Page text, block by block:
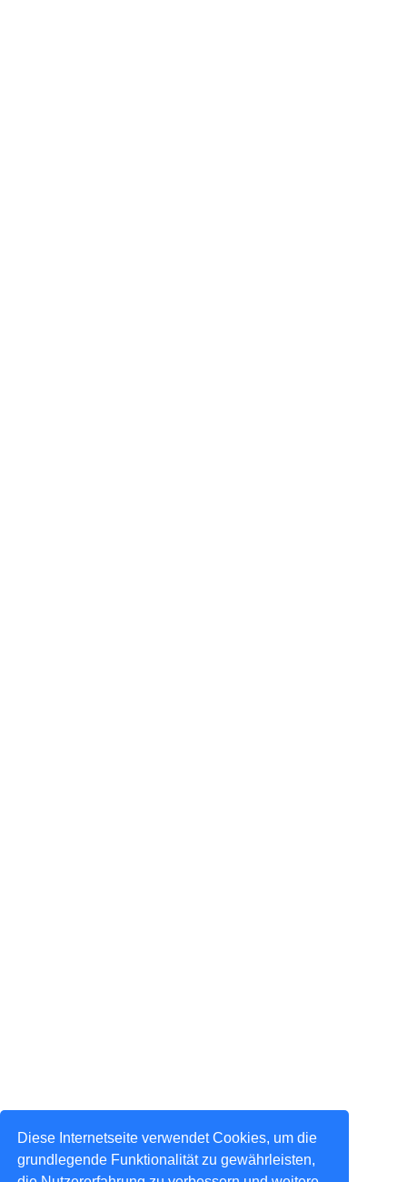
Diese Internetseite verwendet Cookies, um die
grundlegende Funktionalität zu gewährleisten,